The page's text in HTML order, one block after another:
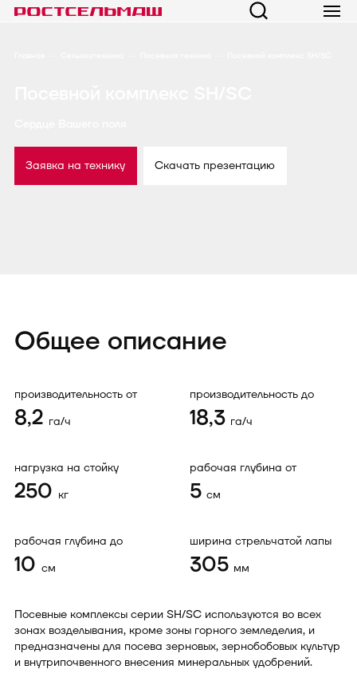
Заявка на технику Скачать презентацию
Общее описание
производительность от
8,2 га/ч
производительность до
18,3 га/ч
нагрузка на стойку
250 кг
рабочая глубина от
5 см
рабочая глубина до
10 см
ширина стрельчатой лапы
305 мм
Посевные комплексы серии SH/SC используются во всех
зонах возделывания, кроме зоны горного земледелия, и
предназначены для посева зерновых, зернобобовых культур
и внутрипочвенного внесения минеральных удобрений.